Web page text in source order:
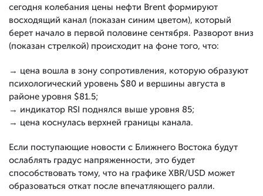
сегодня колебания цены нефти Brent формируют
восходящий канал (показан синим цветом), который
берет начало в первой половине сентября. Разворот вниз
(показан стрелкой) происходит на фоне того, что:
→ цена вошла в зону сопротивления, которую образуют
психологический уровень $80 и вершины августа в
районе уровня $81.5;
→ индикатор RSI поднялся выше уровня 85;
→ цена коснулась верхней границы канала.
Если поступающие новости с Ближнего Востока будут
ослаблять градус напряженности, это будет
способствовать тому, что на графике XBR/USD может
образоваться откат после впечатляющего ралли.